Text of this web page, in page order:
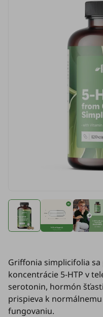
Griffonia simplicifolia
koncentrácie 5-HTP v
serotonin, hormón
prispieva k
fungovaniu.